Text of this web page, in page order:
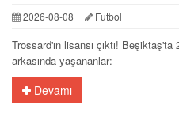
2026-08-08 Futbol
Trossard'ın lisansı çıktı!
arkasında yaşananlar:
Devamı